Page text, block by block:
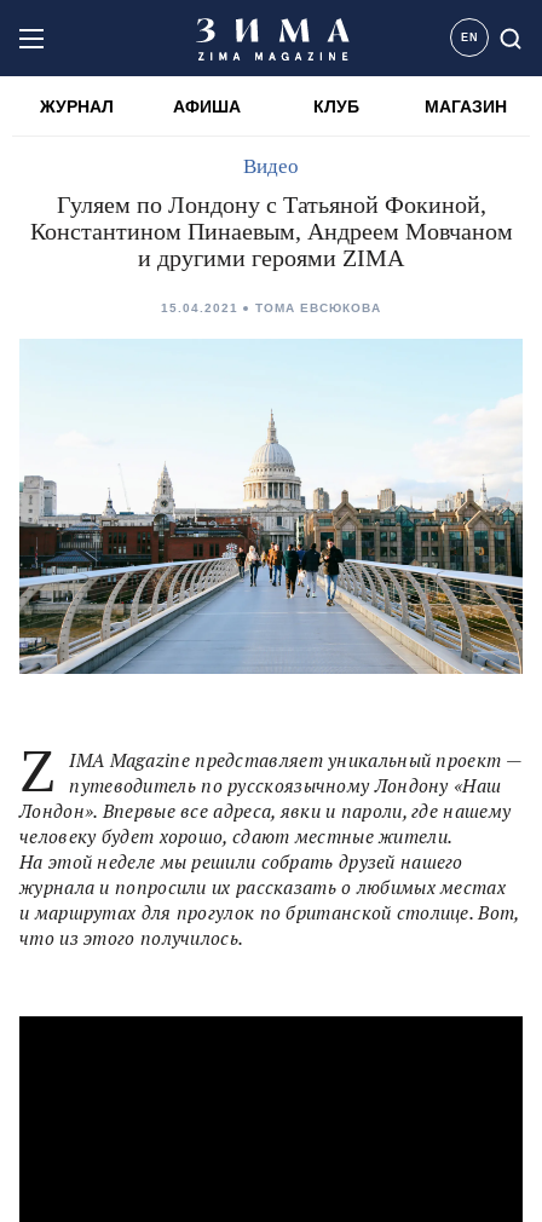
EN
ЖУРНАЛ АФИША КЛУБ МАГАЗИН
Видео
Гуляем по Лондону с Татьяной Фокиной,
Константином Пинаевым, Андреем Мовчаном
и другими героями ZIMA
15.04.2021 ТОМА ЕВСЮКОВА
Z
IMA Magazine представляет уникальный проект —
путеводитель по русскоязычному Лондону «Наш
Лондон». Впервые все адреса, явки и пароли, где нашему
человеку будет хорошо, сдают местные жители.
На этой неделе мы решили собрать друзей нашего
журнала и попросили их рассказать о любимых местах
и маршрутах для прогулок по британской столице. Вот,
что из этого получилось.